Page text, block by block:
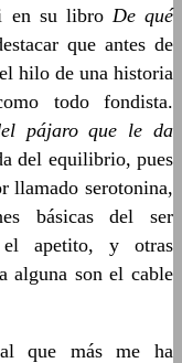
en su libro De qué
que antes de
hilo de una historia
todo fondista.
pájaro que le da
del equilibrio, pues
llamado serotonina,
básicas del ser
el apetito, y otras
alguna son el cable
que más me ha